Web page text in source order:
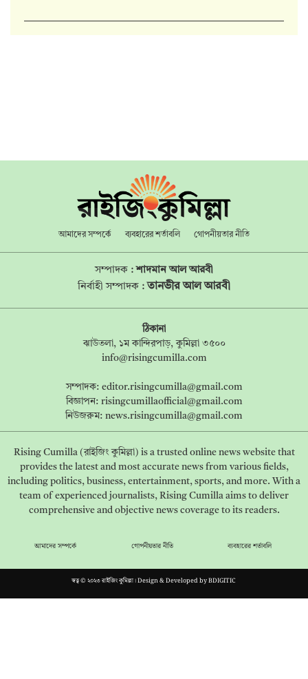
আমাদের সম্পর্কে ব্যবহারের শর্তাবলি গোপনীয়তার নীতি
সম্পাদক :শাদমান আল আরবী
নির্বাহী সম্পাদক : তানভীর আল আরবী
ঠিকানা
ঝাউতলা, ১ম কান্দিরপাড়, কুমিল্লা ৩৫০০
info@risingcumilla.com
সম্পাদক: editor.risingcumilla@gmail.com
বিজ্ঞাপন: risingcumillaofficial@gmail.com
নিউজরুম: news.risingcumilla@gmail.com
Rising Cumilla (রাইজিং কুমিল্লা) is a trusted online news website that
provides the latest and most accurate news from various fields,
including politics, business, entertainment, sports, and more. With a
team of experienced journalists, Rising Cumilla aims to deliver
comprehensive and objective news coverage to its readers.
আমাদের সম্পর্কে গোপনীয়তার নীতি ব্যবহারের শর্তাবলি
স্বত্ব © ২০২৩ রাইজিং কুমিল্লা। Design & Developed byBDIGITIC